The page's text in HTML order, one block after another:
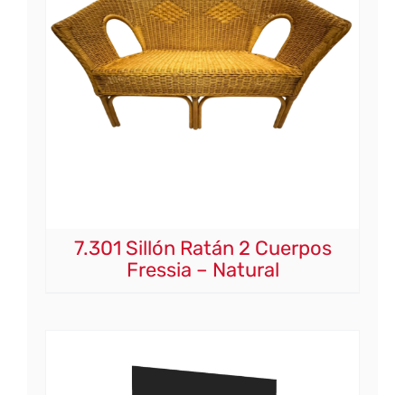
7.301 Sillón Ratán 2 Cuerpos
Fressia – Natural